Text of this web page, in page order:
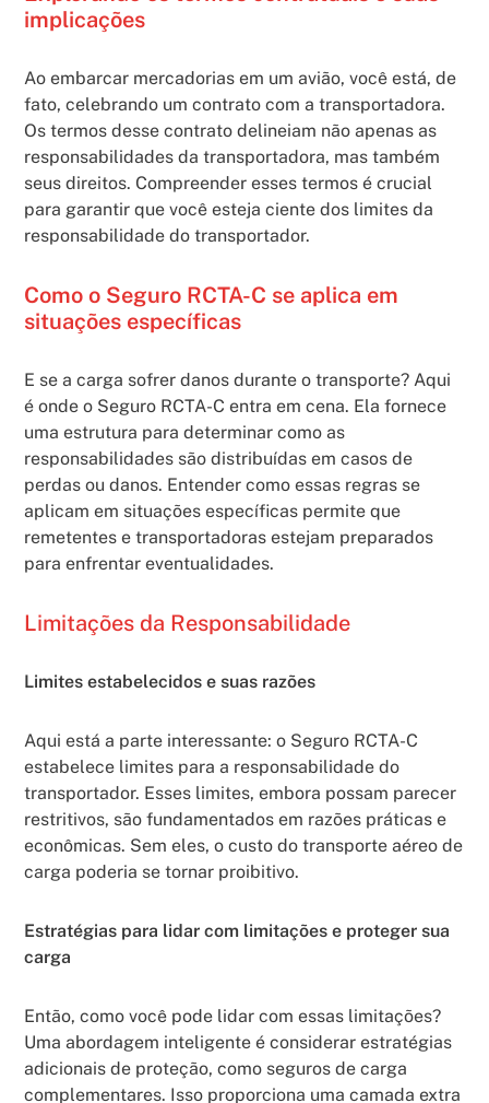
implicações
Ao embarcar mercadorias em um avião, você está, de
fato, celebrando um contrato com a transportadora.
Os termos desse contrato delineiam não apenas as
responsabilidades da transportadora, mas também
seus direitos. Compreender esses termos é crucial
para garantir que você esteja ciente dos limites da
responsabilidade do transportador.
Como o Seguro RCTA-C se aplica em
situações específicas
E se a carga sofrer danos durante o transporte? Aqui
é onde o Seguro RCTA-C entra em cena. Ela fornece
uma estrutura para determinar como as
responsabilidades são distribuídas em casos de
perdas ou danos. Entender como essas regras se
aplicam em situações específicas permite que
remetentes e transportadoras estejam preparados
para enfrentar eventualidades.
Limitações da Responsabilidade
Limites estabelecidos e suas razões
Aqui está a parte interessante: o Seguro RCTA-C
estabelece limites para a responsabilidade do
transportador. Esses limites, embora possam parecer
restritivos, são fundamentados em razões práticas e
econômicas. Sem eles, o custo do transporte aéreo de
carga poderia se tornar proibitivo.
Estratégias para lidar com limitações e proteger sua
carga
Então, como você pode lidar com essas limitações?
Uma abordagem inteligente é considerar estratégias
adicionais de proteção, como seguros de carga
complementares. Isso proporciona uma camada extra